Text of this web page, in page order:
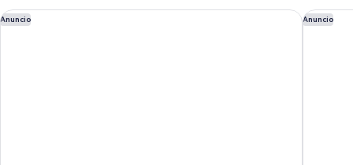
Anuncio
Marriott Hotel Buenos Aires Ezeiza Airport Anuncio